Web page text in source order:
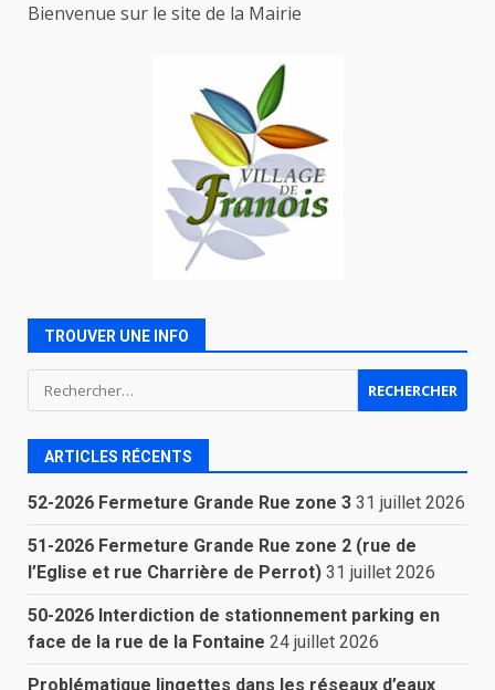
Bienvenue sur le site de la Mairie
TROUVER UNE INFO
Rechercher :
ARTICLES RÉCENTS
52-2026 Fermeture Grande Rue zone 3 31 juillet 2026
51-2026 Fermeture Grande Rue zone 2 (rue de
l’Eglise et rue Charrière de Perrot) 31 juillet 2026
50-2026 Interdiction de stationnement parking en
face de la rue de la Fontaine 24 juillet 2026
Problématique lingettes dans les réseaux d’eaux